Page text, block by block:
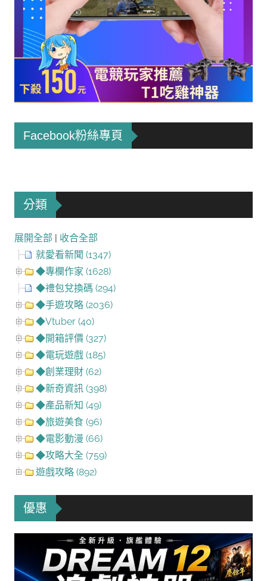
Facebook粉絲專頁
分類
展開全部 | 收合全部
就愛看新聞 (1347)
◆專欄作家 (1628)
◆禮包兌換碼 (294)
◆手遊攻略 (2036)
◆Vtuber (40)
◆開箱評價 (327)
◆電玩遊戲 (185)
◆創業理財 (62)
◆新奇資訊 (398)
◆產品新知 (49)
◆旅遊美食 (96)
◆電影動漫 (66)
◆攻略大全 (759)
遊戲攻略 (892)
優惠